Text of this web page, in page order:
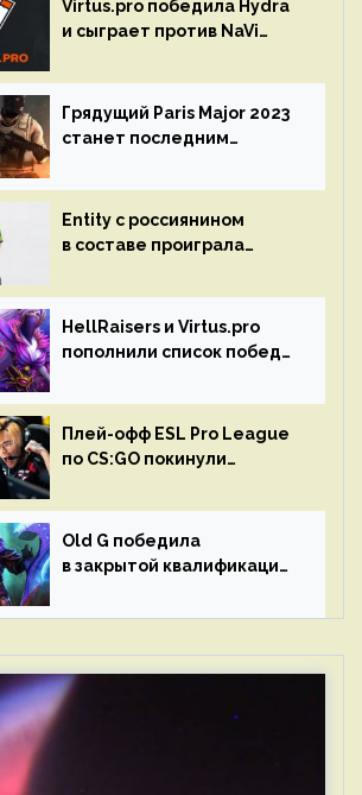
Virtus.pro победила Hydra
и сыграет против NaVi
Circuit
Грядущий Paris Major 2023
станет последним
GO
Entity с россиянином
в составе проиграла
Circuit 2023
HellRaisers и Virtus.pro
пополнили список побед
Плей-офф ESL Pro League
по CS:GO покинули
Old G победила
в закрытой квалификации
Западной Европы